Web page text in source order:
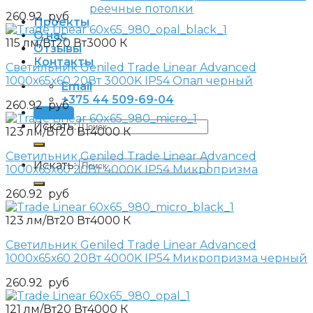
реечные потолки
Проекты
О нас
Отзывы
Контакты
Email
+375 44 509-69-04
Заявка
Искать:
Искать:
260.92руб
115 лм/Вт20 Вт3000 К
Светильник Geniled Trade Linear Advanced
1000х65х60 20Вт 3000K IP54 Опал черный
260.92руб
123 лм/Вт20 Вт4000 К
Светильник Geniled Trade Linear Advanced
1000х65х60 20Вт 4000K IP54 Микропризма
260.92 руб
123 лм/Вт20 Вт4000 К
Светильник Geniled Trade Linear Advanced
1000х65х60 20Вт 4000K IP54 Микропризма черный
260.92 руб
121 лм/Вт20 Вт4000 К